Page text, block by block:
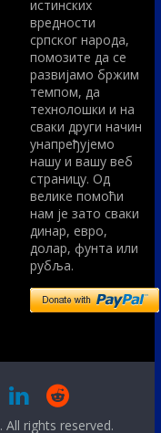
истинских
вредности
српског народа,
помозите да се
развијамо бржим
темпом, да
технолошки и на
сваки други начин
унапређујемо
нашу и вашу веб
страницу. Од
велике помоћи
нам је зато сваки
динар, евро,
долар, фунта или
рубља.
. All rights reserved.